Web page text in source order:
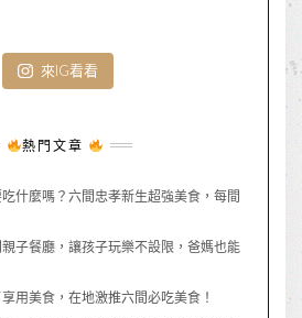
來IG看看
熱門文章
什麼嗎？六間忠孝新生超強美食，每間
子餐廳，讓孩子玩樂不設限，爸媽也能
用美食，在地激推六間必吃美食！